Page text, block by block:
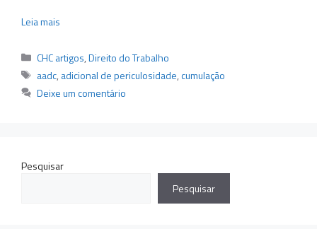
Leia mais
Categorias
CHC artigos,Direito do Trabalho
Tags
aadc, adicional de periculosidade,cumulação
Deixe um comentário
Pesquisar
Pesquisar